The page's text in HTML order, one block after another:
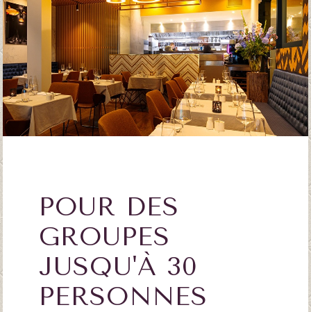
POUR DES
GROUPES
JUSQU'À 30
PERSONNES